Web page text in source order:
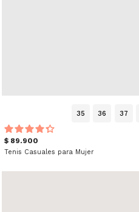
35 36 37
$ 89.900
Tenis Casuales para Mujer